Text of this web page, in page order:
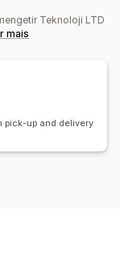
Teknoloji LTD
mais
pick-up and delivery